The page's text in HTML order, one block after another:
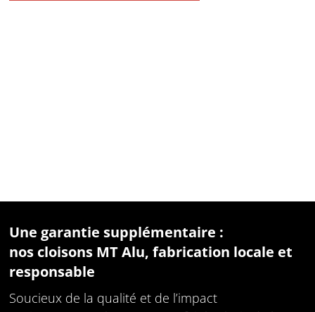
Une garantie supplémentaire :
nos cloisons MT Alu, fabrication locale et
responsable
Soucieux de la qualité et de l’impact